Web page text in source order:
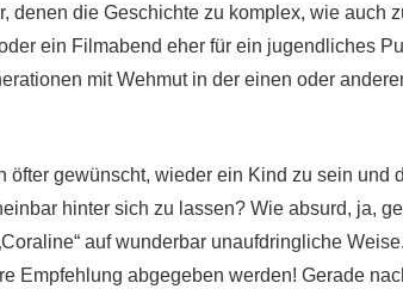
denen die Geschichte zu komplex, wie auch
ein Filmabend eher für ein jugendliches
mit Wehmut in der einen oder
öfter gewünscht, wieder ein Kind zu sein und
hinter sich zu lassen? Wie absurd, ja,
auf wunderbar unaufdringliche
Empfehlung abgegeben werden! Gerade